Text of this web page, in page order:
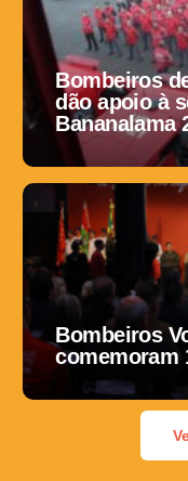
Bombeiros
dão apoio à
Bananalama
Bombeiros
comemoram